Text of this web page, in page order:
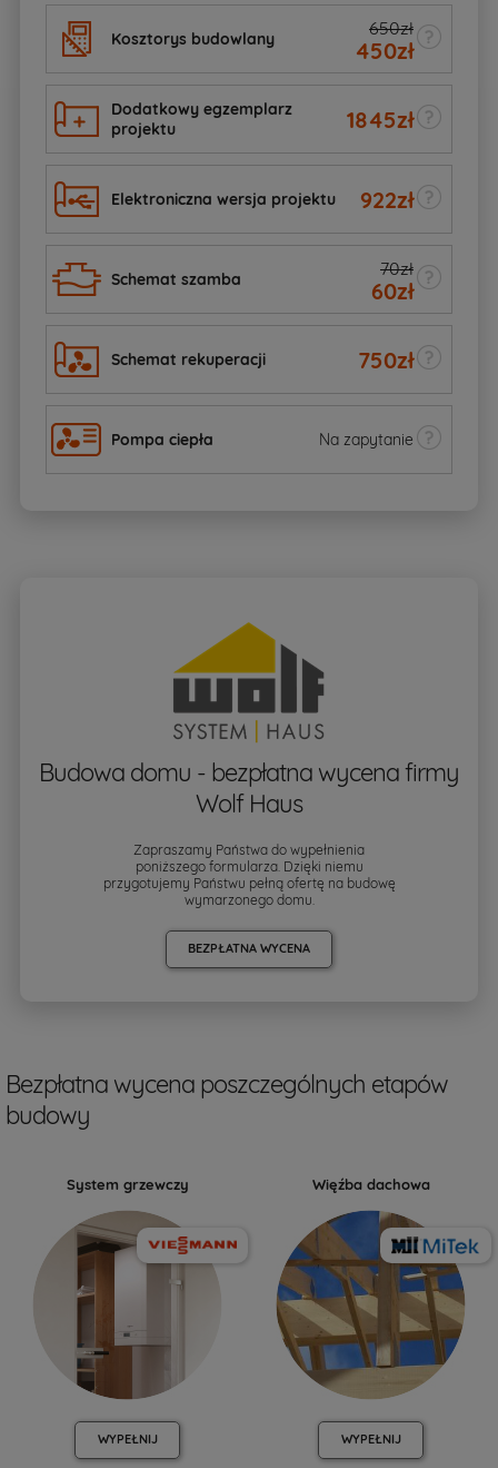
Kosztorys budowlany
650zł
450zł
Dodatkowy egzemplarz
projektu
1845zł
Elektroniczna wersja projektu 922zł
Schemat szamba
70zł
60zł
Schemat rekuperacji 750zł
Pompa ciepła Na zapytanie
Budowa domu - bezpłatna wycena firmy
Wolf Haus
Zapraszamy Państwa do wypełnienia
poniższego formularza. Dzięki niemu
przygotujemy Państwu pełną ofertę na budowę
wymarzonego domu.
BEZPŁATNA WYCENA
Bezpłatna wycena poszczególnych etapów
budowy
System grzewczy
WYPEŁNIJ
Więźba dachowa
WYPEŁNIJ